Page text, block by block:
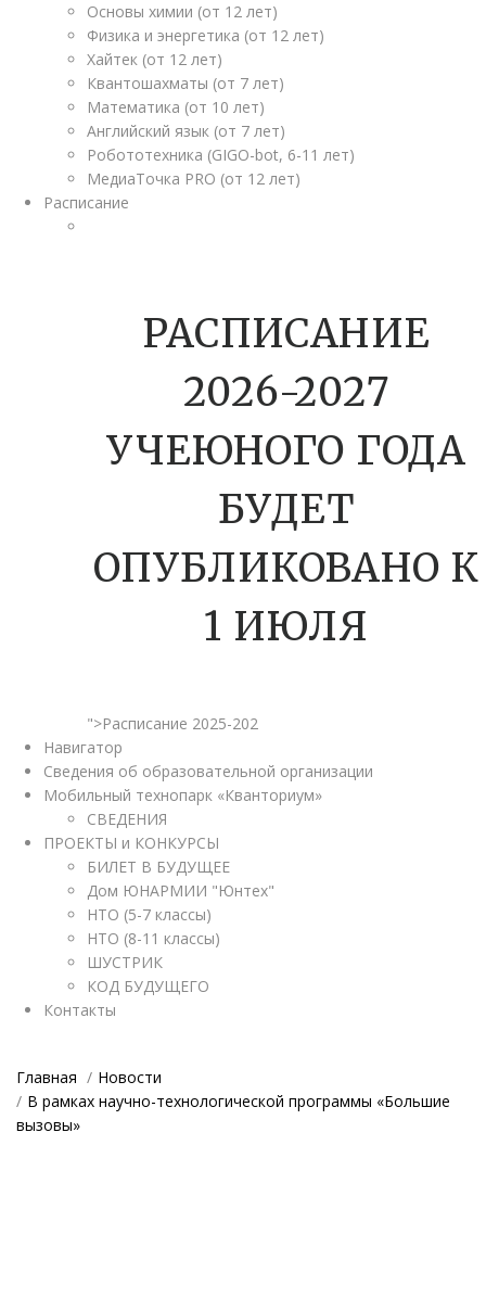
Основы химии (от 12 лет)
Физика и энергетика (от 12 лет)
Хайтек (от 12 лет)
Квантошахматы (от 7 лет)
Математика (от 10 лет)
Английский язык (от 7 лет)
Робототехника (GIGO-bot, 6-11 лет)
МедиаТочка PRO (от 12 лет)
Расписание
РАСПИСАНИЕ
2026-2027
УЧЕЮНОГО ГОДА
БУДЕТ
ОПУБЛИКОВАНО К
1 ИЮЛЯ
">Расписание 2025-202
Навигатор
Сведения об образовательной организации
Мобильный технопарк «Кванториум»
СВЕДЕНИЯ
ПРОЕКТЫ и КОНКУРСЫ
БИЛЕТ В БУДУЩЕЕ
Дом ЮНАРМИИ "Юнтех"
НТО (5-7 классы)
НТО (8-11 классы)
ШУСТРИК
КОД БУДУЩЕГО
Контакты
Главная
Новости
В рамках научно-технологической программы «Большие
вызовы»